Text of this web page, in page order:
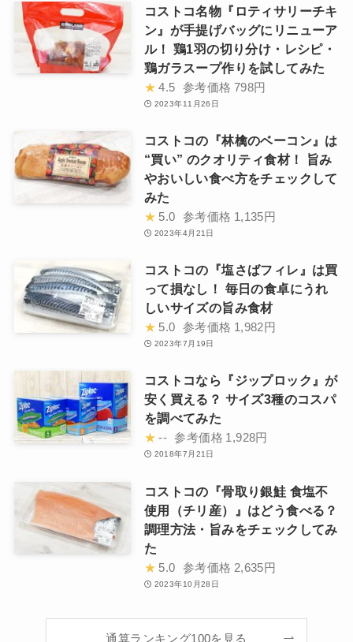
コストコ名物『ロティサリーチキ
ン』が手提げバッグにリニューア
ル！ 鶏1羽の切り分け・レシピ・
鶏ガラスープ作りを試してみた
★ 4.5 参考価格 798円
2023年11月26日
コストコの『林檎のベーコン』は
“買い” のクオリティ食材！ 旨み
やおいしい食べ方をチェックして
みた
★ 5.0 参考価格 1,135円
2023年4月21日
コストコの『塩さばフィレ』は買
って損なし！ 毎日の食卓にうれ
しいサイズの旨み食材
★ 5.0 参考価格 1,982円
2023年7月19日
コストコなら『ジップロック』が
安く買える？ サイズ3種のコスパ
を調べてみた
★ -- 参考価格 1,928円
2018年7月21日
コストコの『骨取り銀鮭 食塩不
使用（チリ産）』はどう食べる？
調理方法・旨みをチェックしてみ
た
★ 5.0 参考価格 2,635円
2023年10月28日
通算ランキング100を見る